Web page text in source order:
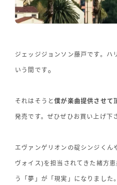
ジェッジジョンソン藤戸です。
いう間です。
それはそうと僕が楽曲提供させて
発売です。ぜひぜひお買い上げ下
エヴァンゲリオンの碇シンジく
ヴォイス)を担当されてきた緒方
う「夢」が「現実」になりまし